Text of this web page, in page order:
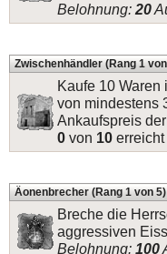
Belohnung: 20
Zwischenhändler (Rang 1
Kaufe 10
von mindestens
Ankaufspreis
0 von 10 erreicht
Äonenbrecher (Rang 1 von 5)
Breche die
aggressiven
Belohnung: 100